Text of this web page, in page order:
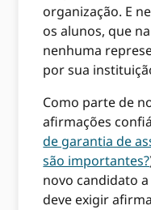
organização. E
os alunos, que
nenhuma
por sua
Como parte de
afirmações
de garantia de
são importantes?
novo candidato
deve exigir